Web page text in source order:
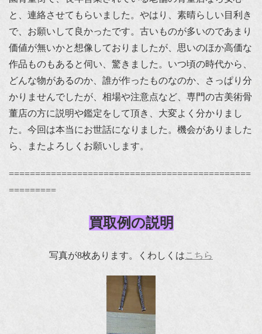
と、連絡させてもらいました。やはり、素晴らしい目利き
で、お願いして良かったです。古いものが多いのであまり
価値が無いかと想像しておりましたが、思いのほか高価な
作品ものもあると伺い、驚きました。いつ頃の時代から、
どんな物があるのか、誰が作ったものなのか、さっぱり分
かりませんでしたが、相場や注意点など、専門の古美術骨
董店の方に説明や鑑定をして頂き、大変よく分かりまし
た。今回は本当にお世話になりました。機会がありました
ら、またよろしくお願いします。
==============================================
=========
買取例の説明
写真が8枚あります。くわしくはこちら